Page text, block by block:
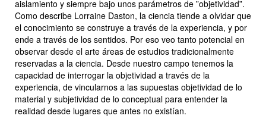
aislamiento y siempre bajo unos parámetros de ”objetividad”.
Como describe Lorraine Daston, la ciencia tiende a olvidar que
el conocimiento se construye a través de la experiencia, y por
ende a través de los sentidos. Por eso veo tanto potencial en
observar desde el arte áreas de estudios tradicionalmente
reservadas a la ciencia. Desde nuestro campo tenemos la
capacidad de interrogar la objetividad a través de la
experiencia, de vincularnos a las supuestas objetividad de lo
material y subjetividad de lo conceptual para entender la
realidad desde lugares que antes no existían.